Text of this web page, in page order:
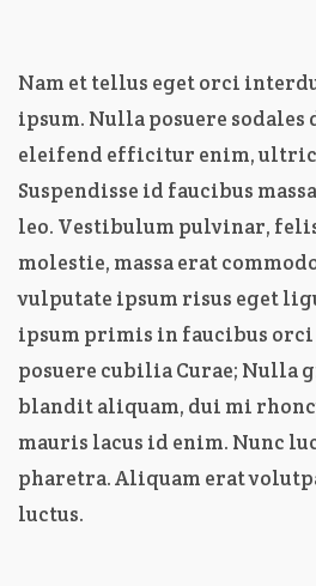
Nam et tellus eget orci
ipsum. Nulla posuere sodales
eleifend efficitur enim,
Suspendisse id faucibus
leo. Vestibulum pulvinar,
molestie, massa erat
vulputate ipsum risus eget
ipsum primis in faucibus
posuere cubilia Curae; Nulla
blandit aliquam, dui mi
mauris lacus id enim. Nunc
pharetra. Aliquam erat
luctus.